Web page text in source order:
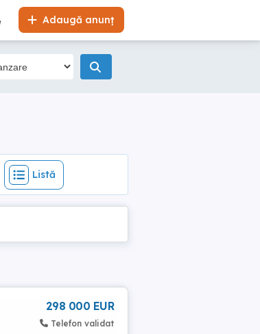
Adaugă anunț
Listă
Listă
298 000 EUR
Telefon validat